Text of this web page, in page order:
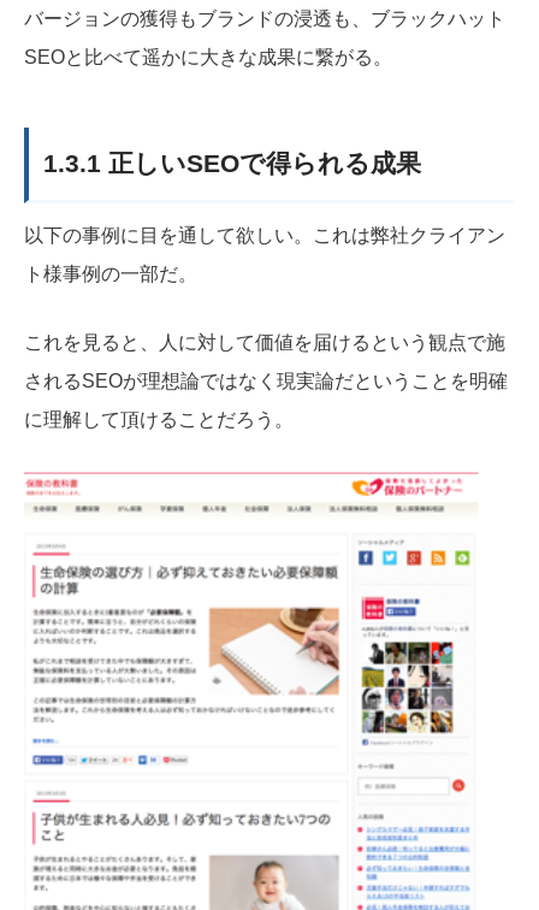
バージョンの獲得もブランドの浸透も、ブラックハット
SEOと比べて遥かに大きな成果に繋がる。
1.3.1 正しいSEOで得られる成果
以下の事例に目を通して欲しい。これは弊社クライアン
ト様事例の一部だ。
これを見ると、人に対して価値を届けるという観点で施
されるSEOが理想論ではなく現実論だということを明確
に理解して頂けることだろう。